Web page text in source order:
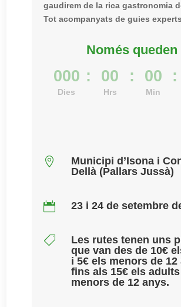
gaudirem de la rica gastronomia
Tot acompanyats de guies
Només queden
000
Dies
: 00
Hrs
: 00
Min
:

Municipi d’Isona i
Dellà (Pallars Jussà)
 23 i 24 de setembre

Les rutes tenen uns
que van des de 10€
i 5€ els menors de 12
fins als 15€ els
menors de 12 anys.